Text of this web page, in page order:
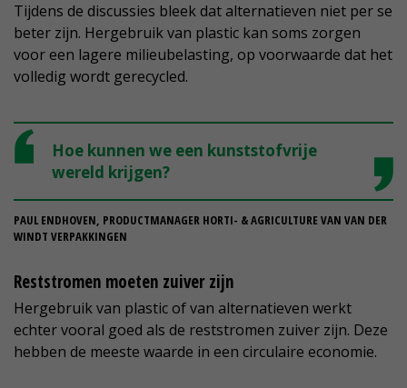
Tijdens de discussies bleek dat alternatieven niet per se
beter zijn. Hergebruik van plastic kan soms zorgen
voor een lagere milieubelasting, op voorwaarde dat het
volledig wordt gerecycled.
Hoe kunnen we een kunststofvrije
wereld krijgen?
PAUL ENDHOVEN, PRODUCTMANAGER HORTI- & AGRICULTURE VAN VAN DER
WINDT VERPAKKINGEN
Reststromen moeten zuiver zijn
Hergebruik van plastic of van alternatieven werkt
echter vooral goed als de reststromen zuiver zijn. Deze
hebben de meeste waarde in een circulaire economie.